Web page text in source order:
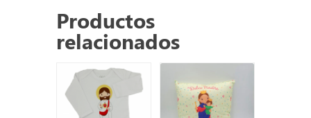
Productos
relacionados